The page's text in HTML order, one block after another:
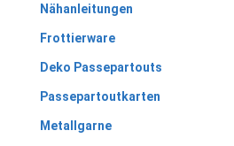
Nähanleitungen
Frottierware
Deko Passepartouts
Passepartoutkarten
Metallgarne